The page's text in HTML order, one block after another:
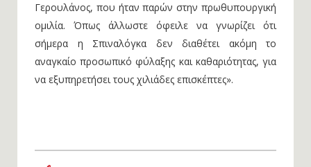
Γερουλάνος, που ήταν παρών στην πρωθυπουργική
ομιλία. Όπως άλλωστε όφειλε να γνωρίζει ότι
σήμερα η Σπιναλόγκα δεν διαθέτει ακόμη το
αναγκαίο προσωπικό φύλαξης και καθαριότητας, για
να εξυπηρετήσει τους χιλιάδες επισκέπτες».